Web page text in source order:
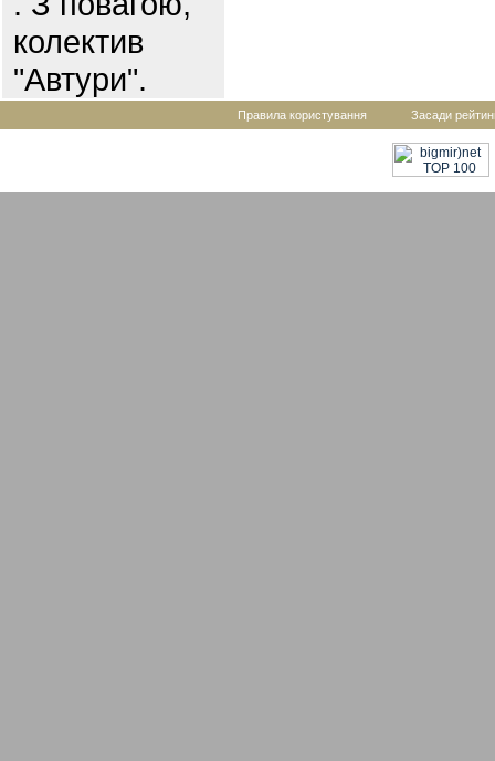
колектив
"Автури".
Правила користування Засади